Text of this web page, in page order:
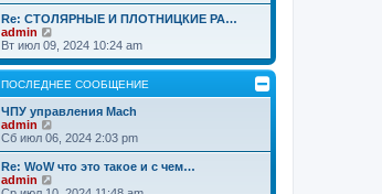
у
с
о
б
щ
е
н
и
с
л
д
н
е
м
у
с
о
б
щ
и
к
о
с
л
е
д
н
м
у
с
Re: СТОЛЯРНЫЕ И ПЛОТНИЦКИЕ РА…
admin
е
р
е
й
т
и
п
о
с
е
Вт июл 09, 2024 10:24 am
ПОСЛЕДНЕЕ СООБЩЕНИЕ
ЧПУ управления Mach
admin
е
р
е
т
Сб июл 06, 2024 2:03 pm
Re: WoW что это такое и с чем…
admin